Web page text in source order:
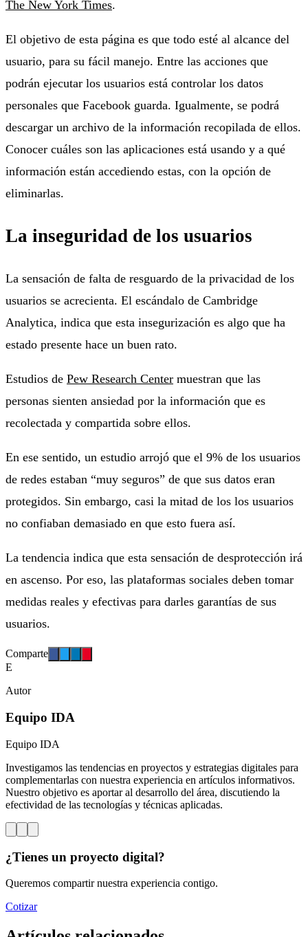
The New York Times.
El objetivo de esta página es que todo esté al alcance del
usuario, para su fácil manejo. Entre las acciones que
podrán ejecutar los usuarios está controlar los datos
personales que Facebook guarda. Igualmente, se podrá
descargar un archivo de la información recopilada de ellos.
Conocer cuáles son las aplicaciones está usando y a qué
información están accediendo estas, con la opción de
eliminarlas.
La inseguridad de los usuarios
La sensación de falta de resguardo de la privacidad de los
usuarios se acrecienta. El escándalo de Cambridge
Analytica, indica que esta insegurización es algo que ha
estado presente hace un buen rato.
Estudios de Pew Research Center muestran que las
personas sienten ansiedad por la información que es
recolectada y compartida sobre ellos.
En ese sentido, un estudio arrojó que el 9% de los usuarios
de redes estaban “muy seguros” de que sus datos eran
protegidos. Sin embargo, casi la mitad de los los usuarios
no confiaban demasiado en que esto fuera así.
La tendencia indica que esta sensación de desprotección irá
en ascenso. Por eso, las plataformas sociales deben tomar
medidas reales y efectivas para darles garantías de sus
usuarios.
Comparte
E
Autor
Equipo IDA
Equipo IDA
Investigamos las tendencias en proyectos y estrategias digitales para
complementarlas con nuestra experiencia en artículos informativos.
Nuestro objetivo es aportar al desarrollo del área, discutiendo la
efectividad de las tecnologías y técnicas aplicadas.
¿Tienes un proyecto digital?
Queremos compartir nuestra experiencia contigo.
Cotizar